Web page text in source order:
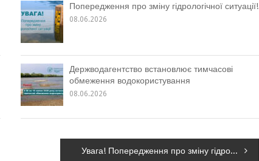
Попередження про зміну гідрологічної ситуації!
08.06.2026
Держводагентство встановлює тимчасові
обмеження водокористування
08.06.2026
Увага! Попередження про зміну гідрологічної ситуації!